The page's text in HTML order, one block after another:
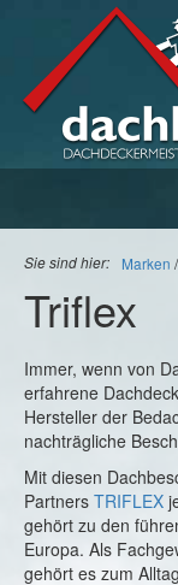
Sie sind hier: Marken
Triflex
Immer, wenn von
erfahrene
Hersteller der
nachträgliche
Mit diesen
Partners TRIFLEX
gehört zu den
Europa. Als
gehört es zum